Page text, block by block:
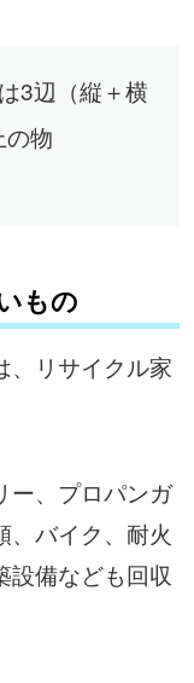
3辺（縦＋横
の物
もの
、リサイクル家
ー、プロパンガ
、バイク、耐火
設備なども回収